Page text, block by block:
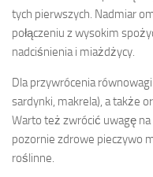
tych pierwszych. Nadmiar
połączeniu z wysokim
nadciśnienia i miażdżycy.
Dla przywrócenia
sardynki, makrela), a także
Warto też zwrócić uwagę
pozornie zdrowe pieczywo
roślinne.